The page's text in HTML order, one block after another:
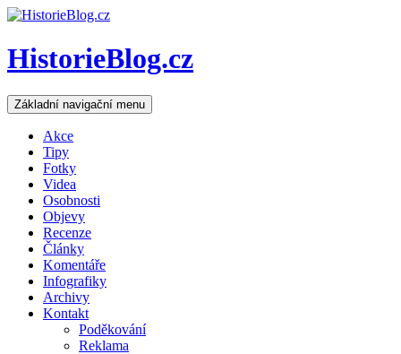
HistorieBlog.cz
Hledat
Základní navigační menu Přejít
k
Akce
Tipy
Fotky
Videa
Osobnosti
Objevy
Recenze
Články
Komentáře
Infografiky
Archivy
Kontakt
Poděkování
Reklama